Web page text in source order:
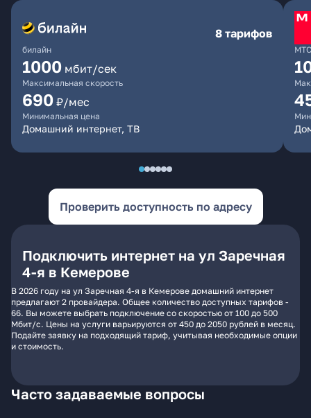
билайн
8 тарифов
1000 мбит/сек
Максимальная скорость
690 ₽/мес
Минимальная цена
Домашний интернет, ТВ
МТС
Проверить доступность по адресу
Подключить интернет на ул Заречная
4-я в Кемерове
В 2026 году на ул Заречная 4-я в Кемерове домашний интернет
предлагают 2 провайдера. Общее количество доступных тарифов -
66. Вы можете выбрать подключение со скоростью от 100 до 500
Мбит/с. Цены на услуги варьируются от 450 до 2050 рублей в месяц.
Подайте заявку на подходящий тариф, учитывая необходимые опции
и стоимость.
Часто задаваемые вопросы